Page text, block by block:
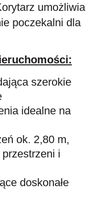
umożliwia
poczekalni dla
szerokie
idealne na
ok. 2,80 m,
i
doskonałe